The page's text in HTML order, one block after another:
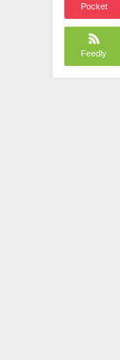
Pocket
Feedly